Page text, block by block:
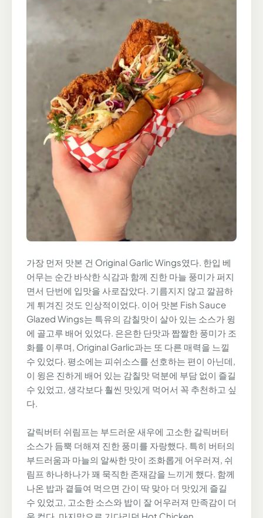
가장 먼저 맛본 건 Original Garlic Wings였다. 한입 베
어무는 순간 바삭한 식감과 함께 진한 마늘 풍미가 퍼지
면서 단번에 입맛을 사로잡았다. 기름지지 않고 깔끔하
게 튀겨진 것도 인상적이었다. 이어 맛본 Fish Sauce
Glazed Wings는 특유의 감칠맛이 살아 있는 소스가 윙
에 골고루 배어 있었다. 은은한 단맛과 짭짤한 풍미가 조
화를 이루며, Original Garlic과는 또 다른 매력을 느낄
수 있었다. 평소에는 피쉬소스를 선호하는 편이 아닌데,
이 윙은 진하게 배어 있는 감칠맛 덕분에 부담 없이 즐길
수 있었고, 생각보다 훨씬 맛있게 먹어서 꼭 추천하고 싶
다.
갈릭버터 쉬림프는 부드러운 새우에 고소한 갈릭버터
소스가 듬뿍 더해져 진한 풍미를 자랑했다. 특히 버터의
부드러움과 마늘의 알싸한 맛이 조화롭게 어우러져, 쉬
림프 하나하나가 꽤 묵직한 존재감을 느끼게 했다. 함께
나온 밥과 곁들여 먹으면 간이 딱 맞아 더 맛있게 즐길
수 있었고, 고소한 소스와 밥이 잘 어우러져 만족감이 더